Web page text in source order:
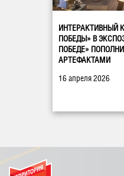
ИНТЕРАКТИВНЫЙ
ПОБЕДЫ» В
ПОБЕДЕ»
АРТЕФАКТАМИ
16 апреля 2026